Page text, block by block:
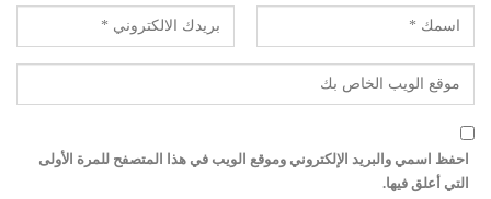
احفظ اسمي والبريد الإلكتروني وموقع الويب في هذا المتصفح للمرة الأولى
التي أعلق فيها.